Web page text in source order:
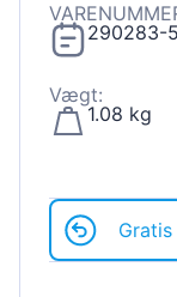
290283-
Vægt:
1.08 kg